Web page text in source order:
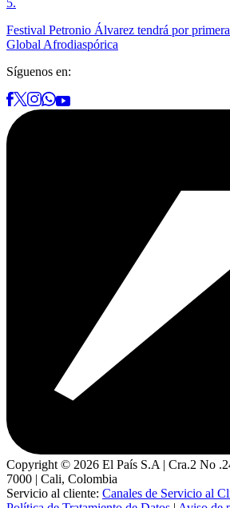
Festival Petronio Álvarez tendrá por
Global Afrodiaspórica
Síguenos en:
Copyright © 2026 El País S.A | Cra.2 No
7000 | Cali, Colombia
Servicio al cliente: Canales de Servicio al